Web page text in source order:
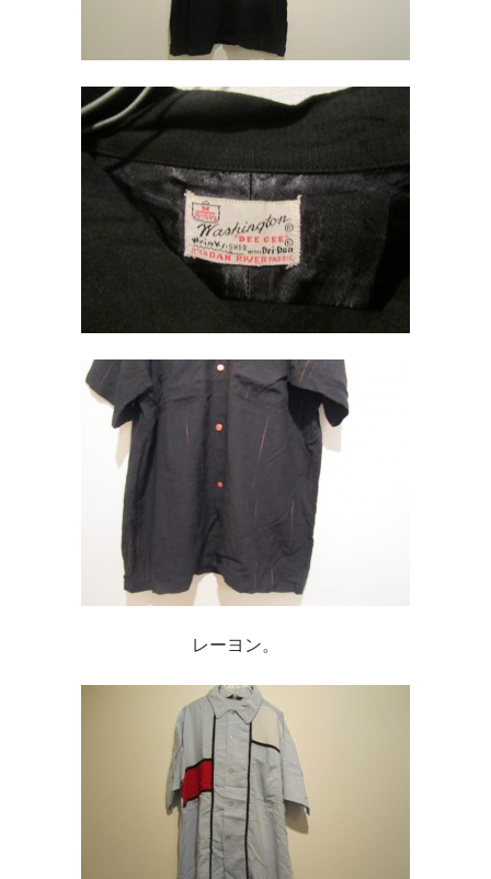
レーヨン。